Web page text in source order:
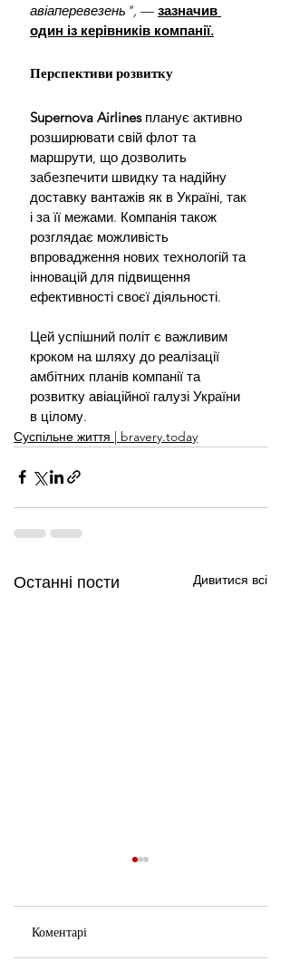
авіаперевезень", — зазначив
один із керівників компанії.
Перспективи розвитку
Supernova Airlines планує активно
розширювати свій флот та
маршрути, що дозволить
забезпечити швидку та надійну
доставку вантажів як в Україні, так
і за її межами. Компанія також
розглядає можливість
впровадження нових технологій та
інновацій для підвищення
ефективності своєї діяльності.
Цей успішний політ є важливим
кроком на шляху до реалізації
амбітних планів компанії та
розвитку авіаційної галузі України
в цілому.
Суспільне життя | bravery.today
Останні пости Дивитися всі
Коментарі